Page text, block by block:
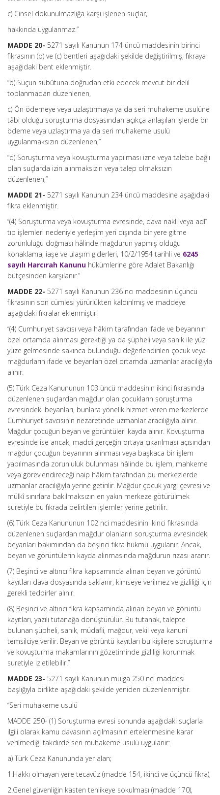
c) Cinsel dokunulmazlığa karşı işlenen suçlar,
hakkında uygulanmaz.”
MADDE 20- 5271 sayılı Kanunun 174 üncü maddesinin birinci
fıkrasının (b) ve (c) bentleri aşağıdaki şekilde değiştirilmiş, fıkraya
aşağıdaki bent eklenmiştir.
“b) Suçun sübûtuna doğrudan etki edecek mevcut bir delil
toplanmadan düzenlenen,
c) Ön ödemeye veya uzlaştırmaya ya da seri muhakeme usulüne
tâbi olduğu soruşturma dosyasından açıkça anlaşılan işlerde ön
ödeme veya uzlaştırma ya da seri muhakeme usulü
uygulanmaksızın düzenlenen,”
“d) Soruşturma veya kovuşturma yapılması izne veya talebe bağlı
olan suçlarda izin alınmaksızın veya talep olmaksızın
düzenlenen,”
MADDE 21- 5271 sayılı Kanunun 234 üncü maddesine aşağıdaki
fıkra eklenmiştir.
“(4) Soruşturma veya kovuşturma evresinde, dava nakli veya adlî
tıp işlemleri nedeniyle yerleşim yeri dışında bir yere gitme
zorunluluğu doğması hâlinde mağdurun yapmış olduğu
konaklama, iaşe ve ulaşım giderleri, 10/2/1954 tarihli ve 6245
sayılı Harcırah Kanunu hükümlerine göre Adalet Bakanlığı
bütçesinden karşılanır.”
MADDE 22- 5271 sayılı Kanunun 236 ncı maddesinin üçüncü
fıkrasının son cümlesi yürürlükten kaldırılmış ve maddeye
aşağıdaki fıkralar eklenmiştir.
“(4) Cumhuriyet savcısı veya hâkim tarafından ifade ve beyanının
özel ortamda alınması gerektiği ya da şüpheli veya sanık ile yüz
yüze gelmesinde sakınca bulunduğu değerlendirilen çocuk veya
mağdurların ifade ve beyanları özel ortamda uzmanlar aracılığıyla
alınır.
(5) Türk Ceza Kanununun 103 üncü maddesinin ikinci fıkrasında
düzenlenen suçlardan mağdur olan çocukların soruşturma
evresindeki beyanları, bunlara yönelik hizmet veren merkezlerde
Cumhuriyet savcısının nezaretinde uzmanlar aracılığıyla alınır.
Mağdur çocuğun beyan ve görüntüleri kayda alınır. Kovuşturma
evresinde ise ancak, maddi gerçeğin ortaya çıkarılması açısından
mağdur çocuğun beyanının alınması veya başkaca bir işlem
yapılmasında zorunluluk bulunması hâlinde bu işlem, mahkeme
veya görevlendireceği naip hâkim tarafından bu merkezlerde
uzmanlar aracılığıyla yerine getirilir. Mağdur çocuk yargı çevresi ve
mülkî sınırlara bakılmaksızın en yakın merkeze götürülmek
suretiyle bu fıkrada belirtilen işlemler yerine getirilir.
(6) Türk Ceza Kanununun 102 nci maddesinin ikinci fıkrasında
düzenlenen suçlardan mağdur olanların soruşturma evresindeki
beyanları bakımından da beşinci fıkra hükmü uygulanır. Ancak,
beyan ve görüntülerin kayda alınmasında mağdurun rızası aranır.
(7) Beşinci ve altıncı fıkra kapsamında alınan beyan ve görüntü
kayıtları dava dosyasında saklanır, kimseye verilmez ve gizliliği için
gerekli tedbirler alınır.
(8) Beşinci ve altıncı fıkra kapsamında alınan beyan ve görüntü
kayıtları, yazılı tutanağa dönüştürülür. Bu tutanak, talepte
bulunan şüpheli, sanık, müdafii, mağdur, vekil veya kanuni
temsilciye verilir. Beyan ve görüntü kayıtları bu kişilere soruşturma
ve kovuşturma makamlarının gözetiminde gizliliği korunmak
suretiyle izletilebilir.”
MADDE 23- 5271 sayılı Kanunun mülga 250 nci maddesi
başlığıyla birlikte aşağıdaki şekilde yeniden düzenlenmiştir.
“Seri muhakeme usulü
MADDE 250- (1) Soruşturma evresi sonunda aşağıdaki suçlarla
ilgili olarak kamu davasının açılmasının ertelenmesine karar
verilmediği takdirde seri muhakeme usulü uygulanır:
a) Türk Ceza Kanununda yer alan;
1.Hakkı olmayan yere tecavüz (madde 154, ikinci ve üçüncü fıkra),
2.Genel güvenliğin kasten tehlikeye sokulması (madde 170),